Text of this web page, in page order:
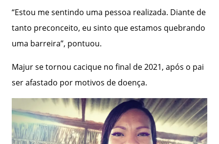
“Estou me sentindo uma pessoa realizada. Diante de
tanto preconceito, eu sinto que estamos quebrando
uma barreira”, pontuou.
Majur se tornou cacique no final de 2021, após o pai
ser afastado por motivos de doença.